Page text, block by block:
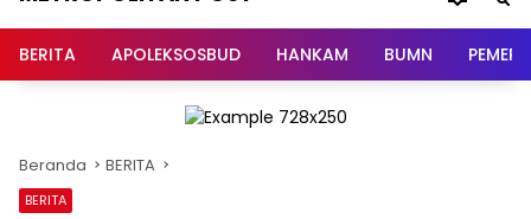
BERITA APOLEKSOSBUD HANKAM BUMN
Beranda BERITA
BERITA